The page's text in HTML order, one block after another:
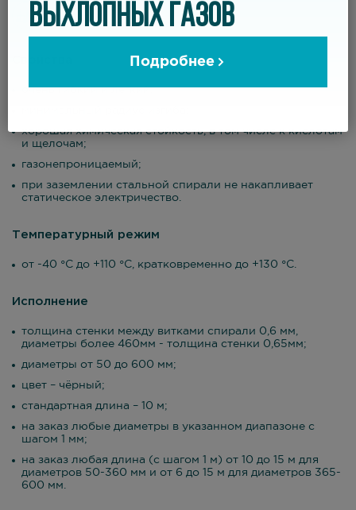
очень гибкий и легкий;
хорошая химическая стойкость, в том числе к кислотам
и щелочам;
газонепроницаемый;
при заземлении стальной спирали не накапливает
статическое электричество.
Температурный режим
от -40 °С до +110 °С, кратковременно до +130 °С.
Исполнение
толщина стенки между витками спирали 0,6 мм,
диаметры более 460мм - толщина стенки 0,65мм;
диаметры от 50 до 600 мм;
цвет – чёрный;
стандартная длина – 10 м;
на заказ любые диаметры в указанном диапазоне с
шагом 1 мм;
на заказ любая длина (с шагом 1 м) от 10 до 15 м для
диаметров 50-360 мм и от 6 до 15 м для диаметров 365-
600 мм.
ВЫХЛОПНЫХ ГАЗОВ
Подробнее